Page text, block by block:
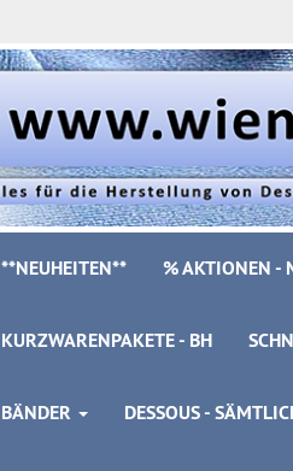
**NEUHEITEN** % AKTIONEN -
KURZWARENPAKETE - BH
BÄNDER DESSOUS -